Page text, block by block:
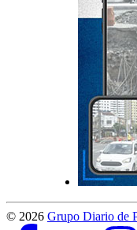
© 2026 Grupo Diario de